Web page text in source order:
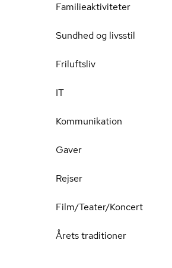
Familieaktiviteter
Sundhed og livsstil
Friluftsliv
IT
Kommunikation
Gaver
Rejser
Film/Teater/Koncert
Årets traditioner